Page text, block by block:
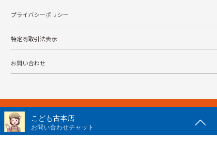
プライバシーポリシー
特定商取引法表示
お問い合わせ
© Kodomofuruhonten. all rights reserved.